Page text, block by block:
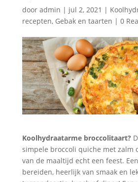
door admin | jul 2, 2021 |
recepten, Gebak en taarten | 0
Koolhydraatarme broccolitaart?
simpele broccoli quiche met zalm
van de maaltijd echt een feest.
bereiden, heerlijk van smaak en